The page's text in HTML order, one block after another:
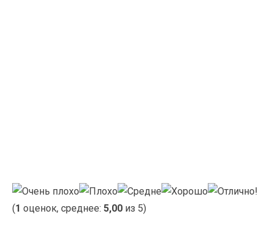
(1 оценок, среднее: 5,00 из 5)